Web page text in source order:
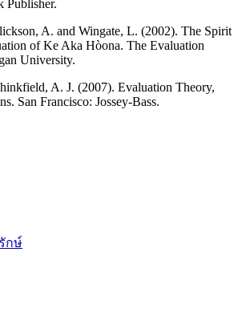
Publisher.
A. and Wingate, L. (2002). The Spirit
of Ke Aka Hòona. The Evaluation
University.
A. J. (2007). Evaluation Theory,
San Francisco: Jossey-Bass.
กษ์